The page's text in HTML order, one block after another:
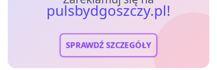
pulsbydgoszczy.pl!
SPRAWDŹ SZCZEGÓŁY